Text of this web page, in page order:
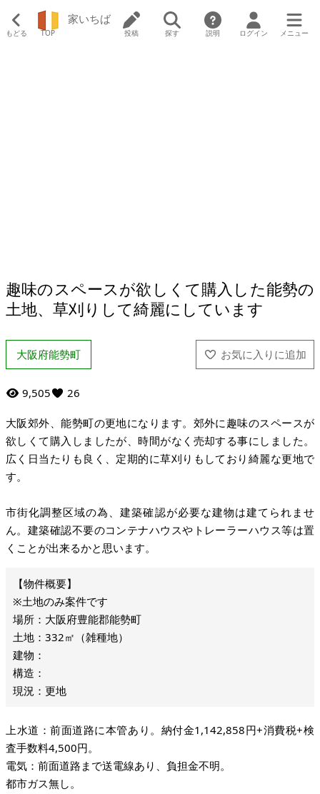
もどる TOP
家いちば
投稿 探す 説明 ログイン メニュー
趣味のスペースが欲しくて購入した能勢の
土地、草刈りして綺麗にしています
大阪府能勢町
9,505 26
大阪郊外、能勢町の更地になります。郊外に趣味のスペースが
欲しくて購入しましたが、時間がなく売却する事にしました。
広く日当たりも良く、定期的に草刈りもしており綺麗な更地で
す。
市街化調整区域の為、建築確認が必要な建物は建てられませ
ん。建築確認不要のコンテナハウスやトレーラーハウス等は置
くことが出来るかと思います。
※土地のみ案件です
場所：大阪府豊能郡能勢町
土地：332㎡（雑種地）
建物：
構造：
現況：更地
上水道：前面道路に本管あり。納付金1,142,858円+消費税+検
査手数料4,500円。
電気：前面道路まで送電線あり、負担金不明。
都市ガス無し。